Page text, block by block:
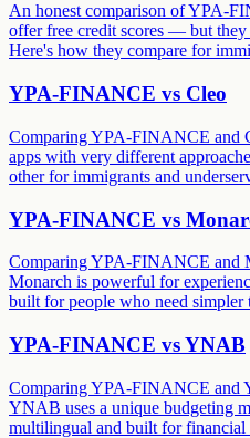
An honest comparison of YPA-
offer free credit scores — but they
Here's how they compare for
YPA-FINANCE vs Cleo
Comparing YPA-FINANCE and
apps with very different
other for immigrants and
YPA-FINANCE vs
Comparing YPA-FINANCE and
Monarch is powerful for
built for people who need
YPA-FINANCE vsYNAB
Comparing YPA-FINANCE and
YNAB uses a unique budgeting
multilingual and built for financial